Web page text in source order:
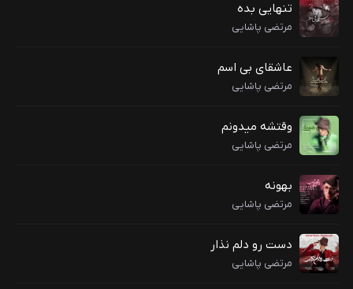
تنهایی بده
مرتضی پاشایی
عاشقای بی اسم
مرتضی پاشایی
وقتشه میدونم
مرتضی پاشایی
بهونه
مرتضی پاشایی
دست رو دلم نذار
مرتضی پاشایی